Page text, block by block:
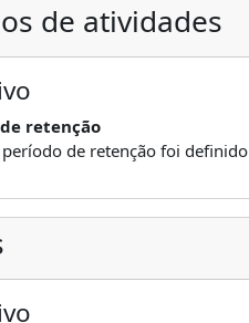
de atividades
retenção
de retenção foi definido